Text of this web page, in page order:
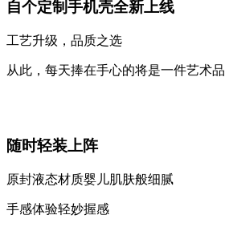
自个定制手机壳全新上线
工艺升级，品质之选
从此，每天捧在手心的将是一件艺术品
随时轻装上阵
原封液态材质婴儿肌肤般细腻
手感体验轻妙握感